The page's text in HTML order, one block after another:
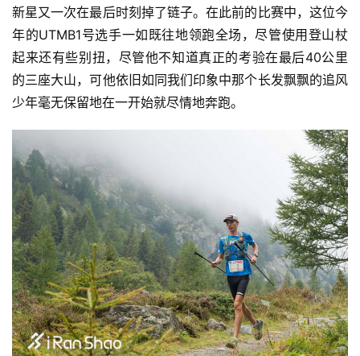
新星又一次在最后时刻掉了链子。在此前的比赛中，这位今
年的UTMB1号选手一如既往地领跑全场，尽管使用登山杖
起来还有些别扭，尽管他不知道真正的考验在最后40公里
的三座大山，可他依旧如同我们印象中那个长发飘飘的追风
少年毫无保留地在一开始就尽情地奔跑。